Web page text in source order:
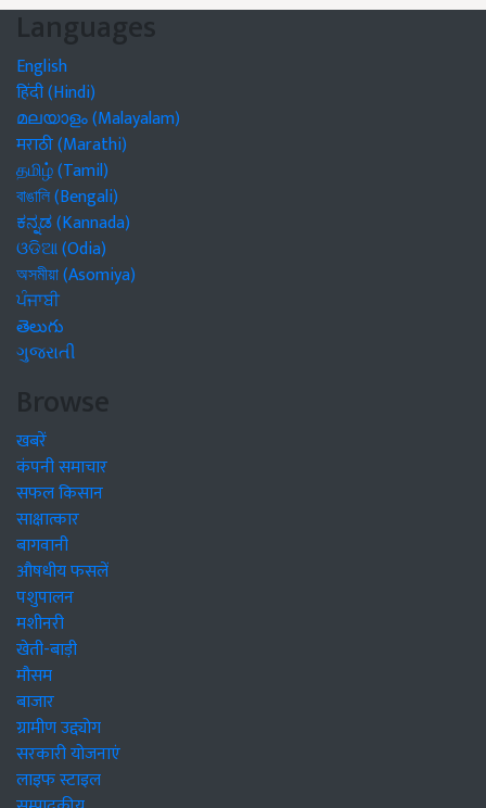
Languages
English
हिंदी (Hindi)
മലയാളം (Malayalam)
मराठी (Marathi)
தமிழ் (Tamil)
বাঙালি (Bengali)
ಕನ್ನಡ (Kannada)
ଓଡିଆ (Odia)
অসমীয়া (Asomiya)
ਪੰਜਾਬੀ
తెలుగు
ગુજરાતી
Browse
खबरें
कंपनी समाचार
सफल किसान
साक्षात्कार
बागवानी
औषधीय फसलें
पशुपालन
मशीनरी
खेती-बाड़ी
मौसम
बाजार
ग्रामीण उद्द्योग
सरकारी योजनाएं
लाइफ स्टाइल